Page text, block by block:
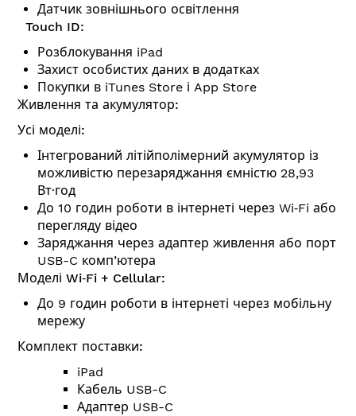
Датчик зовнішнього освітлення
Touch ID:
Розблокування iPad
Захист особистих даних в додатках
Покупки в iTunes Store і App Store
Живлення та акумулятор:
Усі моделі:
Інтегрований літій­полімер­ний акумулятор із
можливістю пере­заряджання ємністю 28,93
Вт∙год
До 10 годин роботи в інтернеті через Wi‑Fi або
перегляду відео
Заряджання через адаптер живлення або порт
USB-C комп’ютера
Моделі Wi‑Fi + Cellular:
До 9 годин роботи в інтернеті через мобільну
мережу
Комплект поставки:
iPad
Кабель USB-C
Адаптер USB-C